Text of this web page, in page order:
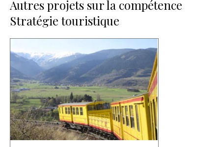
Autres projets sur la compétence
Stratégie touristique